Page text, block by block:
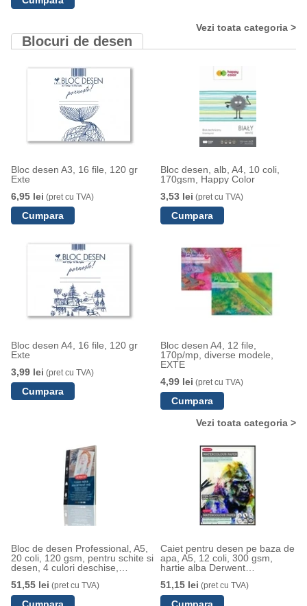
Vezi toata categoria >
Blocuri de desen
Bloc desen A3, 16 file, 120 gr
Exte
6,95 lei (pret cu TVA)
Bloc desen, alb, A4, 10 coli,
170gsm, Happy Color
3,53 lei (pret cu TVA)
Bloc desen A4, 16 file, 120 gr
Exte
3,99 lei (pret cu TVA)
Bloc desen A4, 12 file,
170p/mp, diverse modele,
EXTE
4,99 lei (pret cu TVA)
Vezi toata categoria >
Bloc de desen Professional, A5,
20 coli, 120 gsm, pentru schite si
desen, 4 culori deschise,
51,55 lei (pret cu TVA)
Caiet pentru desen pe baza de
apa, A5, 12 coli, 300 gsm,
hartie alba Derwent
51,15 lei (pret cu TVA)